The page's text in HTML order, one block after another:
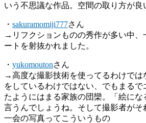
いう不思議な作品。空間の取り方が良
・ sakuramomiji777さん
→リフクションものの秀作が多い中、
ートを射抜かれました。
・ yukomoutonさん
→高度な撮影技術を使ってるわけでは
をしているわけではない、でもまるで
たようにはまる家族の団欒。「絵に
言うんでしょうね。そして撮影者がそ
一会の写真ってこういうもの